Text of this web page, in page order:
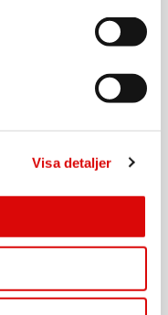
Visa detaljer